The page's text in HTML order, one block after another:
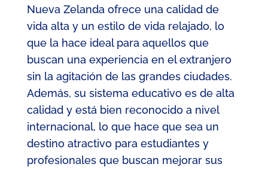
Nueva Zelanda ofrece una calidad de
vida alta y un estilo de vida relajado, lo
que la hace ideal para aquellos que
buscan una experiencia en el extranjero
sin la agitación de las grandes ciudades.
Además, su sistema educativo es de alta
calidad y está bien reconocido a nivel
internacional, lo que hace que sea un
destino atractivo para estudiantes y
profesionales que buscan mejorar sus